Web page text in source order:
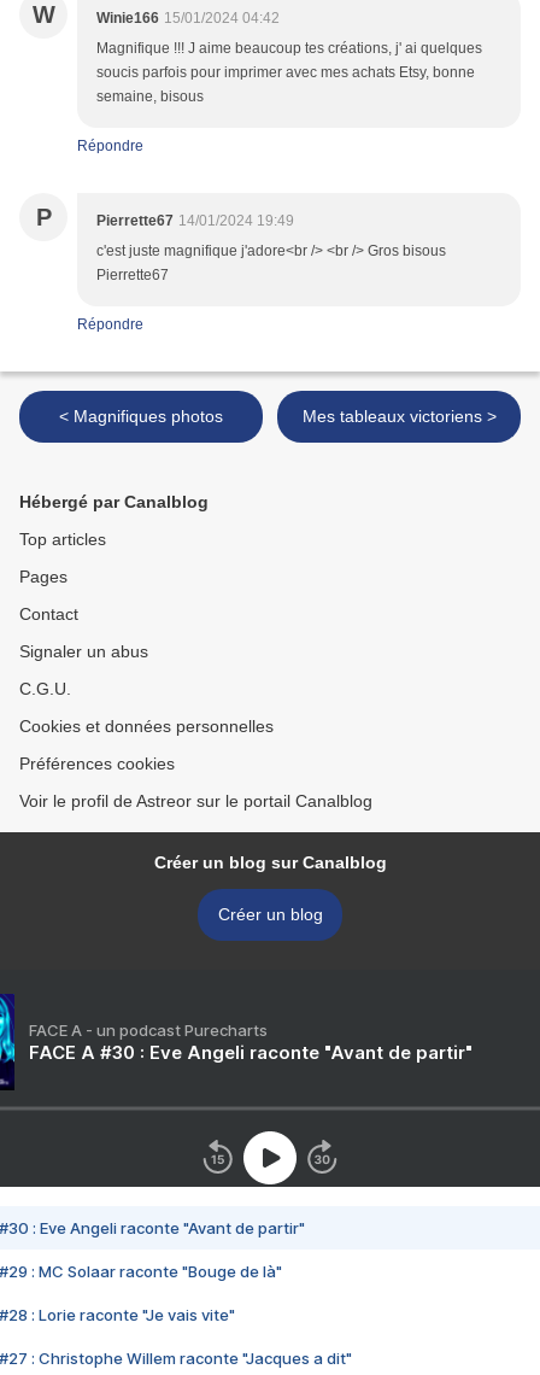
W Winie166 15/01/2024 04:42
Magnifique !!! J aime beaucoup tes créations, j' ai quelques
soucis parfois pour imprimer avec mes achats Etsy, bonne
semaine, bisous
Répondre
P Pierrette67 14/01/2024 19:49
c'est juste magnifique j'adore<br /> <br /> Gros bisous
Pierrette67
Répondre
< Magnifiques photos Mes tableaux victoriens >
Hébergé par Canalblog
Top articles
Pages
Contact
Signaler un abus
C.G.U.
Cookies et données personnelles
Préférences cookies
Voir le profil de Astreor sur le portail Canalblog
Créer un blog sur Canalblog
Créer un blog
FACE A - un podcast Purecharts
FACE A #30 : Eve Angeli raconte "Avant de partir"
#30 : Eve Angeli raconte "Avant de partir"
#29 : MC Solaar raconte "Bouge de là"
#28 : Lorie raconte "Je vais vite"
#27 : Christophe Willem raconte "Jacques a dit"